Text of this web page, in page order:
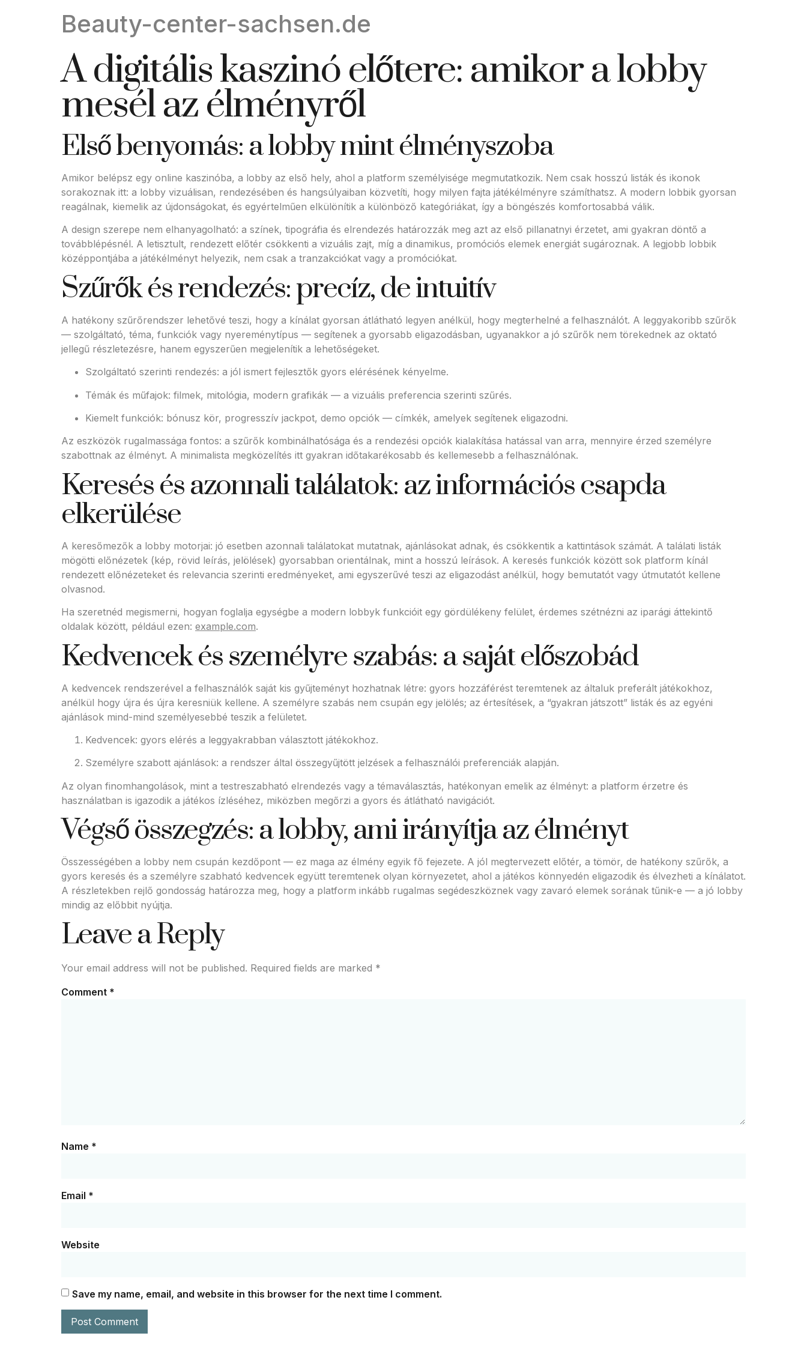
Beauty-center-sachsen.de
A digitális kaszinó előtere: amikor a lobby
mesél az élményről
Első benyomás: a lobby mint élményszoba
Amikor belépsz egy online kaszinóba, a lobby az első hely, ahol a platform személyisége megmutatkozik. Nem csak hosszú listák és ikonok
sorakoznak itt: a lobby vizuálisan, rendezésében és hangsúlyaiban közvetíti, hogy milyen fajta játékélményre számíthatsz. A modern lobbik gyorsan
reagálnak, kiemelik az újdonságokat, és egyértelműen elkülönítik a különböző kategóriákat, így a böngészés komfortosabbá válik.
A design szerepe nem elhanyagolható: a színek, tipográfia és elrendezés határozzák meg azt az első pillanatnyi érzetet, ami gyakran döntő a
továbblépésnél. A letisztult, rendezett előtér csökkenti a vizuális zajt, míg a dinamikus, promóciós elemek energiát sugároznak. A legjobb lobbik
középpontjába a játékélményt helyezik, nem csak a tranzakciókat vagy a promóciókat.
Szűrők és rendezés: precíz, de intuitív
A hatékony szűrőrendszer lehetővé teszi, hogy a kínálat gyorsan átlátható legyen anélkül, hogy megterhelné a felhasználót. A leggyakoribb szűrők
— szolgáltató, téma, funkciók vagy nyereménytípus — segítenek a gyorsabb eligazodásban, ugyanakkor a jó szűrők nem törekednek az oktató
jellegű részletezésre, hanem egyszerűen megjelenítik a lehetőségeket.
Szolgáltató szerinti rendezés: a jól ismert fejlesztők gyors elérésének kényelme.
Témák és műfajok: filmek, mitológia, modern grafikák — a vizuális preferencia szerinti szűrés.
Kiemelt funkciók: bónusz kör, progresszív jackpot, demo opciók — címkék, amelyek segítenek eligazodni.
Az eszközök rugalmassága fontos: a szűrők kombinálhatósága és a rendezési opciók kialakítása hatással van arra, mennyire érzed személyre
szabottnak az élményt. A minimalista megközelítés itt gyakran időtakarékosabb és kellemesebb a felhasználónak.
Keresés és azonnali találatok: az információs csapda
elkerülése
A keresőmezők a lobby motorjai: jó esetben azonnali találatokat mutatnak, ajánlásokat adnak, és csökkentik a kattintások számát. A találati listák
mögötti előnézetek (kép, rövid leírás, jelölések) gyorsabban orientálnak, mint a hosszú leírások. A keresés funkciók között sok platform kínál
rendezett előnézeteket és relevancia szerinti eredményeket, ami egyszerűvé teszi az eligazodást anélkül, hogy bemutatót vagy útmutatót kellene
olvasnod.
Ha szeretnéd megismerni, hogyan foglalja egységbe a modern lobbyk funkcióit egy gördülékeny felület, érdemes szétnézni az iparági áttekintő
oldalak között, például ezen: example.com.
Kedvencek és személyre szabás: a saját előszobád
A kedvencek rendszerével a felhasználók saját kis gyűjteményt hozhatnak létre: gyors hozzáférést teremtenek az általuk preferált játékokhoz,
anélkül hogy újra és újra keresniük kellene. A személyre szabás nem csupán egy jelölés; az értesítések, a “gyakran játszott” listák és az egyéni
ajánlások mind-mind személyesebbé teszik a felületet.
Kedvencek: gyors elérés a leggyakrabban választott játékokhoz.
Személyre szabott ajánlások: a rendszer által összegyűjtött jelzések a felhasználói preferenciák alapján.
Az olyan finomhangolások, mint a testreszabható elrendezés vagy a témaválasztás, hatékonyan emelik az élményt: a platform érzetre és
használatban is igazodik a játékos ízléséhez, miközben megőrzi a gyors és átlátható navigációt.
Végső összegzés: a lobby, ami irányítja az élményt
Összességében a lobby nem csupán kezdőpont — ez maga az élmény egyik fő fejezete. A jól megtervezett előtér, a tömör, de hatékony szűrők, a
gyors keresés és a személyre szabható kedvencek együtt teremtenek olyan környezetet, ahol a játékos könnyedén eligazodik és élvezheti a kínálatot.
A részletekben rejlő gondosság határozza meg, hogy a platform inkább rugalmas segédeszköznek vagy zavaró elemek sorának tűnik-e — a jó lobby
mindig az előbbit nyújtja.
Leave a Reply
Your email address will not be published. Required fields are marked *
Comment *
Name *
Email *
Website
Save my name, email, and website in this browser for the next time I comment.